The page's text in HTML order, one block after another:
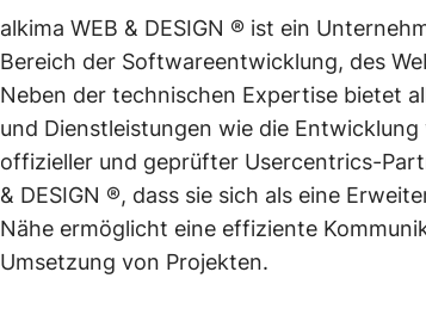
alkima WEB & DESIGN ® ist ein
Bereich der Softwareentwicklung, des
Neben der technischen Expertise bietet
und Dienstleistungen wie die
offizieller und geprüfter Usercentrics-
& DESIGN ®, dass sie sich als eine
Nähe ermöglicht eine effiziente
Umsetzung von Projekten.